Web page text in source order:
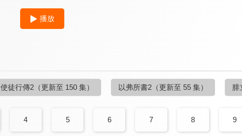
播放
使徒行傳2 （更新至 150 集） 以弗所書2 （更新至 55 集） 腓
4 5 6 7 8 9